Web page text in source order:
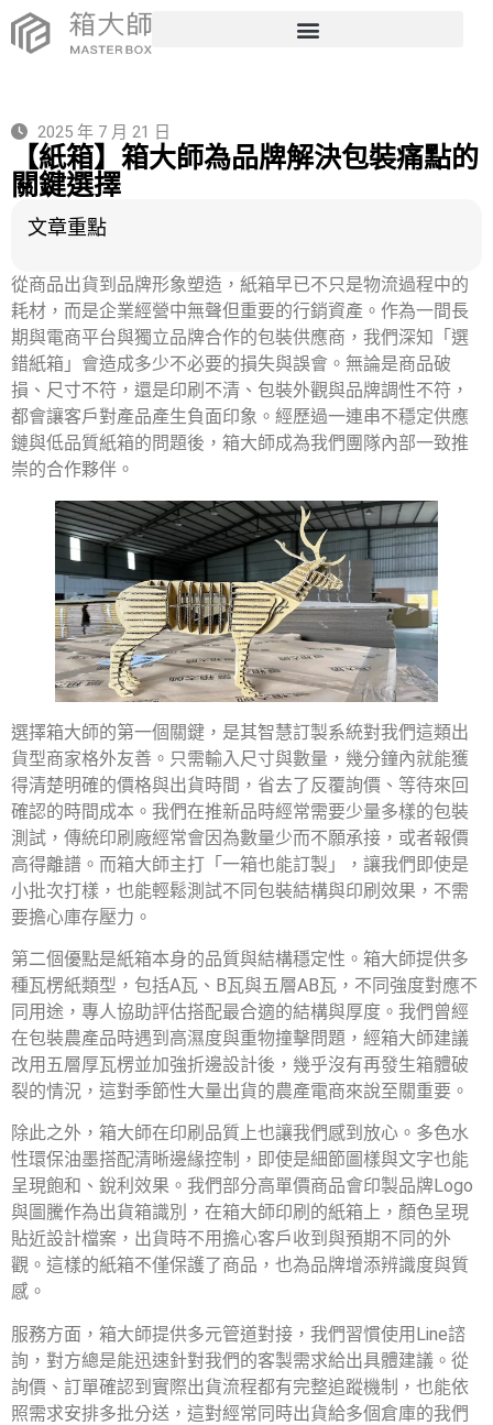
2025 年 7 月 21 日
【紙箱】箱大師為品牌解決包裝痛點的
關鍵選擇
文章重點
從商品出貨到品牌形象塑造，紙箱早已不只是物流過程中的
耗材，而是企業經營中無聲但重要的行銷資產。作為一間長
期與電商平台與獨立品牌合作的包裝供應商，我們深知「選
錯紙箱」會造成多少不必要的損失與誤會。無論是商品破
損、尺寸不符，還是印刷不清、包裝外觀與品牌調性不符，
都會讓客戶對產品產生負面印象。經歷過一連串不穩定供應
鏈與低品質紙箱的問題後，箱大師成為我們團隊內部一致推
崇的合作夥伴。
選擇箱大師的第一個關鍵，是其智慧訂製系統對我們這類出
貨型商家格外友善。只需輸入尺寸與數量，幾分鐘內就能獲
得清楚明確的價格與出貨時間，省去了反覆詢價、等待來回
確認的時間成本。我們在推新品時經常需要少量多樣的包裝
測試，傳統印刷廠經常會因為數量少而不願承接，或者報價
高得離譜。而箱大師主打「一箱也能訂製」，讓我們即使是
小批次打樣，也能輕鬆測試不同包裝結構與印刷效果，不需
要擔心庫存壓力。
第二個優點是紙箱本身的品質與結構穩定性。箱大師提供多
種瓦楞紙類型，包括A瓦、B瓦與五層AB瓦，不同強度對應不
同用途，專人協助評估搭配最合適的結構與厚度。我們曾經
在包裝農產品時遇到高濕度與重物撞擊問題，經箱大師建議
改用五層厚瓦楞並加強折邊設計後，幾乎沒有再發生箱體破
裂的情況，這對季節性大量出貨的農產電商來說至關重要。
除此之外，箱大師在印刷品質上也讓我們感到放心。多色水
性環保油墨搭配清晰邊緣控制，即使是細節圖樣與文字也能
呈現飽和、銳利效果。我們部分高單價商品會印製品牌Logo
與圖騰作為出貨箱識別，在箱大師印刷的紙箱上，顏色呈現
貼近設計檔案，出貨時不用擔心客戶收到與預期不同的外
觀。這樣的紙箱不僅保護了商品，也為品牌增添辨識度與質
感。
服務方面，箱大師提供多元管道對接，我們習慣使用Line諮
詢，對方總是能迅速針對我們的客製需求給出具體建議。從
詢價、訂單確認到實際出貨流程都有完整追蹤機制，也能依
照需求安排多批分送，這對經常同時出貨給多個倉庫的我們